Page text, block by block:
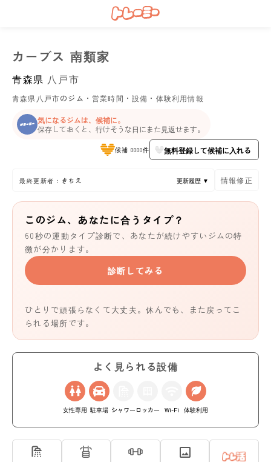
カーブス 南類家
青森県 八戸市
青森県八戸市のジム・営業時間・設備・体験利用情報
気になるジムは、候補に。
保存しておくと、行けそうな日にまた見返せます。
候補 0000件 無料登録して候補に入れる
最終更新者：きちえ 更新履歴 ▼ 情報修正
このジム、あなたに合うタイプ？
60秒の運動タイプ診断で、あなたが続けやすいジムの特
徴が分かります。
診断してみる
ひとりで頑張らなくて大丈夫。休んでも、また戻ってこ
られる場所です。
よく見られる設備
女性専用 駐車場 シャワー ロッカー Wi-Fi 体験利用